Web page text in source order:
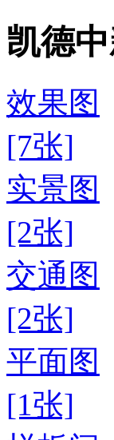
凯德
效果图
[7张]
实景图
[2张]
交通图
[2张]
平面图
[1张]